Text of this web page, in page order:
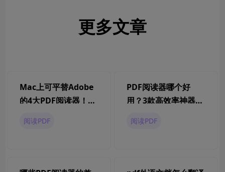
更多文章
Mac上可平替Adobe
的4大PDF阅读器！第
阅读PDF
PDF阅读器哪个好
用？3款高效率神器推
阅读PDF